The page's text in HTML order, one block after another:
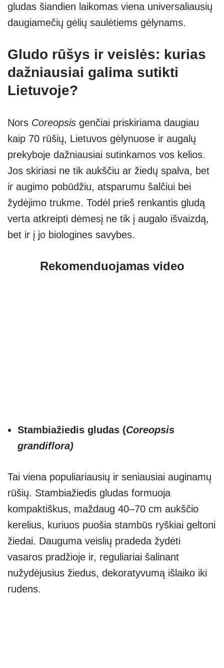
gludas šiandien laikomas viena universaliausių
daugiamečių gėlių saulėtiems gėlynams.
Gludo rūšys ir veislės: kurias
dažniausiai galima sutikti
Lietuvoje?
Nors Coreopsis genčiai priskiriama daugiau
kaip 70 rūšių, Lietuvos gėlynuose ir augalų
prekyboje dažniausiai sutinkamos vos kelios.
Jos skiriasi ne tik aukščiu ar žiedų spalva, bet
ir augimo pobūdžiu, atsparumu šalčiui bei
žydėjimo trukme. Todėl prieš renkantis gludą
verta atkreipti dėmesį ne tik į augalo išvaizdą,
bet ir į jo biologines savybes.
Rekomenduojamas video
Stambiažiedis gludas (Coreopsis
grandiflora)
Tai viena populiariausių ir seniausiai auginamų
rūšių. Stambiažiedis gludas formuoja
kompaktiškus, maždaug 40–70 cm aukščio
kerelius, kuriuos puošia stambūs ryškiai geltoni
žiedai. Dauguma veislių pradeda žydėti
vasaros pradžioje ir, reguliariai šalinant
nužydėjusius žiedus, dekoratyvumą išlaiko iki
rudens.